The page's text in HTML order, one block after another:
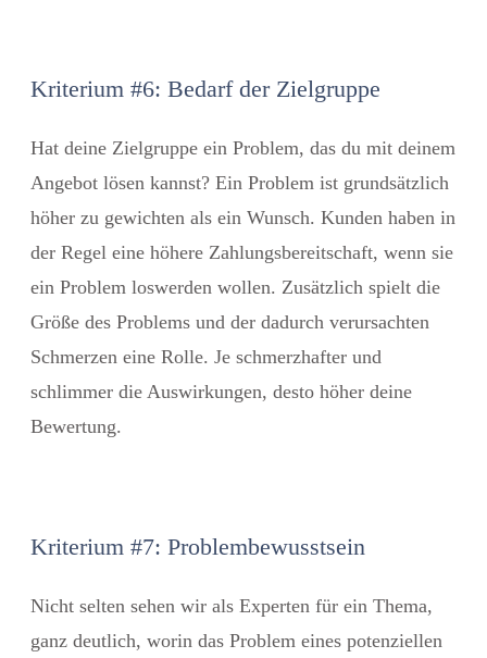
Kriterium #6: Bedarf der Zielgruppe
Hat deine Zielgruppe ein Problem, das du mit deinem
Angebot lösen kannst? Ein Problem ist grundsätzlich
höher zu gewichten als ein Wunsch. Kunden haben in
der Regel eine höhere Zahlungsbereitschaft, wenn sie
ein Problem loswerden wollen. Zusätzlich spielt die
Größe des Problems und der dadurch verursachten
Schmerzen eine Rolle. Je schmerzhafter und
schlimmer die Auswirkungen, desto höher deine
Bewertung.
Kriterium #7: Problembewusstsein
Nicht selten sehen wir als Experten für ein Thema,
ganz deutlich, worin das Problem eines potenziellen